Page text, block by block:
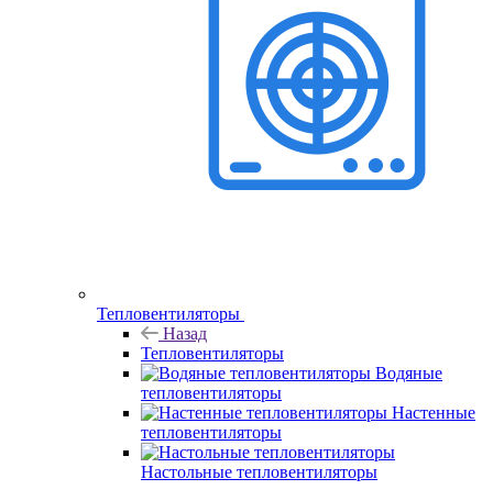
Тепловентиляторы
Назад
Тепловентиляторы
Водяные
тепловентиляторы
Настенные
тепловентиляторы
Настольные тепловентиляторы